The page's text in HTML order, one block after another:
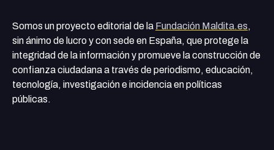
Somos un proyecto editorial de la Fundación Maldita.es,
sin ánimo de lucro y con sede en España, que protege la
integridad de la información y promueve la construcción de
confianza ciudadana a través de periodismo, educación,
tecnología, investigación e incidencia en políticas
públicas.